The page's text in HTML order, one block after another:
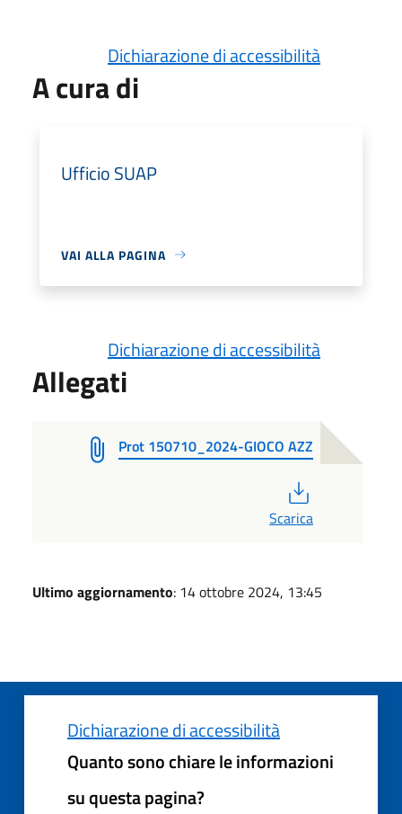
Dichiarazione di accessibilità
A cura di
Ufficio SUAP
VAI ALLA PAGINA
Dichiarazione di accessibilità
Allegati
Prot 150710_2024-GIOCO AZZ
Scarica
Ultimo aggiornamento: 14 ottobre 2024, 13:45
Dichiarazione di accessibilità
Quanto sono chiare le informazioni
su questa pagina?